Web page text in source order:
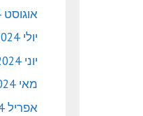
אוגוסט 2024
יולי 2024
יוני 2024
מאי 2024
אפריל 2024